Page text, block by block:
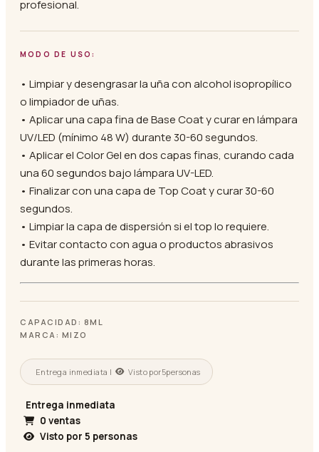
profesional.
MODO DE USO:
• Limpiar y desengrasar la uña con alcohol isopropílico
o limpiador de uñas.
• Aplicar una capa fina de Base Coat y curar en lámpara
UV/LED (mínimo 48 W) durante 30-60 segundos.
• Aplicar el Color Gel en dos capas finas, curando cada
una 60 segundos bajo lámpara UV-LED.
• Finalizar con una capa de Top Coat y curar 30-60
segundos.
• Limpiar la capa de dispersión si el top lo requiere.
• Evitar contacto con agua o productos abrasivos
durante las primeras horas.
CAPACIDAD: 8ML
MARCA: MIZO
Entrega inmediata | Visto por5personas
Entrega inmediata
0 ventas
Visto por 5 personas